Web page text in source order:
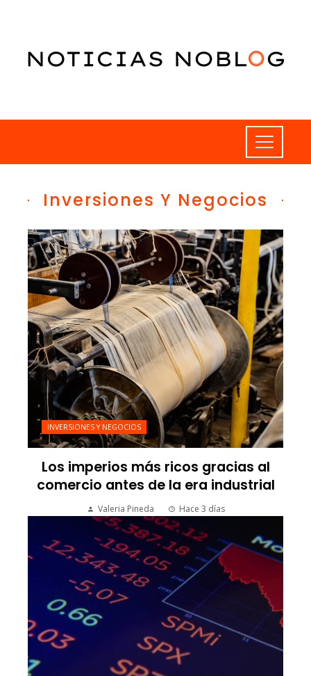
Inversiones Y Negocios
INVERSIONES Y NEGOCIOS
Los imperios más ricos gracias al
comercio antes de la era industrial
Valeria Pineda Hace 3 días